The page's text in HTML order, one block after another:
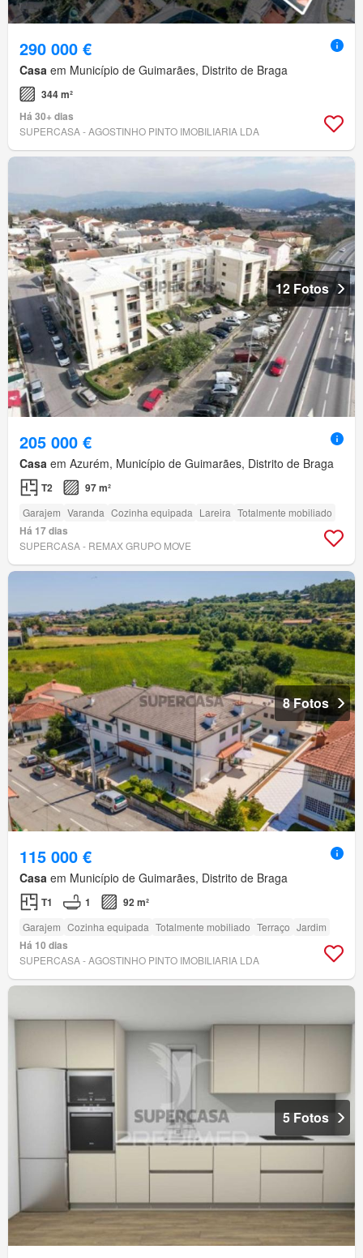
290 000 €
Casa em Município de Guimarães, Distrito de Braga
344 m²
Há 30+ dias
SUPERCASA - AGOSTINHO PINTO IMOBILIARIA LDA
12 Fotos
205 000 €
Casa em Azurém, Município de Guimarães, Distrito de Braga
T2 97 m²
Garajem Varanda Cozinha equipada Lareira Totalmente mobiliado
Há 17 dias
SUPERCASA - REMAX GRUPO MOVE
8 Fotos
115 000 €
Casa em Município de Guimarães, Distrito de Braga
T1 1 92 m²
Garajem Cozinha equipada Totalmente mobiliado Terraço Jardim
Há 10 dias
SUPERCASA - AGOSTINHO PINTO IMOBILIARIA LDA
5 Fotos